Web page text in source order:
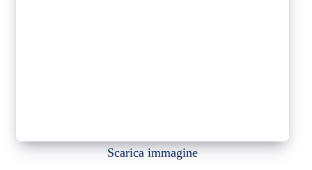
Scarica immagine